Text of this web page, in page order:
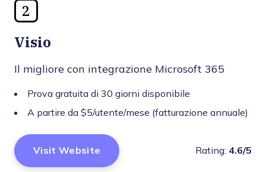
2
Visio
Il migliore con integrazione Microsoft 365
Prova gratuita di 30 giorni disponibile
A partire da $5/utente/mese (fatturazione annuale)
Visit Website Rating: 4.6/5